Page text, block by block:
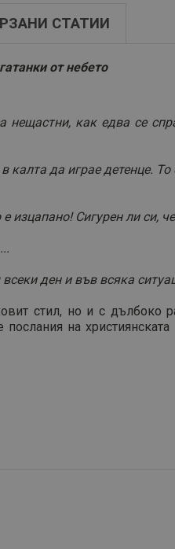
СТАТИИ
от небето
как едва се
да играе детенце.
Сигурен ли си,
ден и във всяка
стил, но и с
на